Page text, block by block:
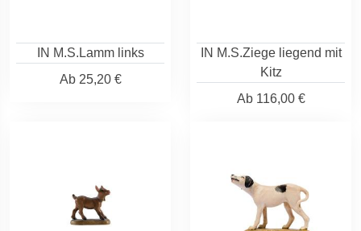
IN M.S.Lamm links
Ab25,20 €
IN M.S.Ziege liegend mit
Kitz
Ab116,00 €